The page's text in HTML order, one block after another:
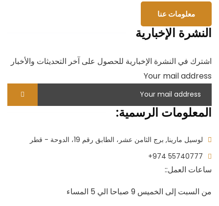
معلومات عنا
النشرة الإخبارية
اشترك في النشرة الإخبارية للحصول على آخر التحديثات والأخبار
Your mail address
المعلومات الرسمية:
لوسيل مارينا, برج الثامن عشر، الطابق رقم 19، الدوحة - قطر
+974 55740777
ساعات العمل::
من السبت إلى الخميس 9 صباحا الي 5 المساء